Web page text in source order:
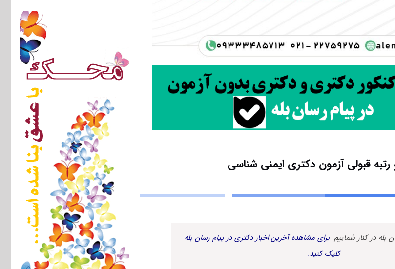
رتبه قبولی آزمون دکتری ایمنی شناسی
بله در کنار شماییم. برای مشاهده آخرین اخبار دکتری در پیام رسان بله
کلیک کنید.